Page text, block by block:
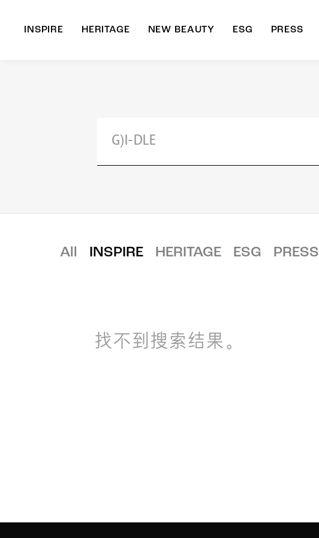
INSPIRE HERITAGE NEW BEAUTY ESG PRESS
All INSPIRE HERITAGE ESG PRESS
找不到搜索结果。